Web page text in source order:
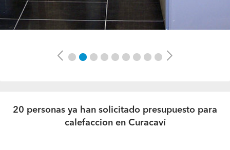
Previous Next
20 personas ya han solicitado presupuesto para
calefaccion en Curacaví